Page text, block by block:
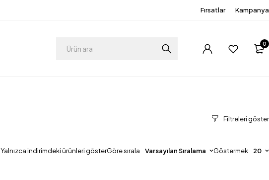
Fırsatlar Kampanya
0
Yalnızca indirimdeki ürünleri gösterGöre sırala Varsayılan Sıralama Göstermek 20